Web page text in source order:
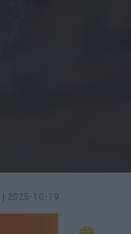
2025-10-19